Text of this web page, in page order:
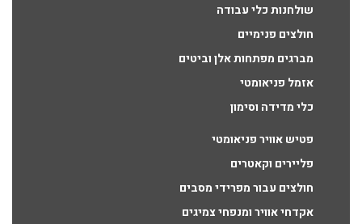
שולחנות כלי עבודה
חולצים פנימיים
מברגים מפתחות אלן וביטים
אזמל פניאומטי
כלי מדידה וסימון
פטיש אוויר פניאומטי
פליירים וקאטרים
חולצים עבור מפרידי מסבים
אקדחי אוויר ומנפחי צמיגים